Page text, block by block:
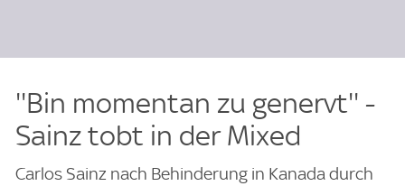
''Bin momentan zu genervt'' -
Sainz tobt in der Mixed
Carlos Sainz nach Behinderung in Kanada durch